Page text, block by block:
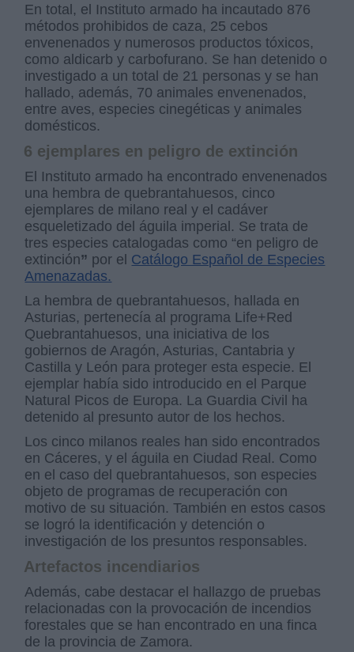
En total, el Instituto armado ha incautado 876
métodos prohibidos de caza, 25 cebos
envenenados y numerosos productos tóxicos,
como aldicarb y carbofurano. Se han detenido o
investigado a un total de 21 personas y se han
hallado, además, 70 animales envenenados,
entre aves, especies cinegéticas y animales
domésticos.
6 ejemplares en peligro de extinción
El Instituto armado ha encontrado envenenados
una hembra de quebrantahuesos, cinco
ejemplares de milano real y el cadáver
esqueletizado del águila imperial. Se trata de
tres especies catalogadas como “en peligro de
extinción” por el Catálogo Español de Especies
Amenazadas.
La hembra de quebrantahuesos, hallada en
Asturias, pertenecía al programa Life+Red
Quebrantahuesos, una iniciativa de los
gobiernos de Aragón, Asturias, Cantabria y
Castilla y León para proteger esta especie. El
ejemplar había sido introducido en el Parque
Natural Picos de Europa. La Guardia Civil ha
detenido al presunto autor de los hechos.
Los cinco milanos reales han sido encontrados
en Cáceres, y el águila en Ciudad Real. Como
en el caso del quebrantahuesos, son especies
objeto de programas de recuperación con
motivo de su situación. También en estos casos
se logró la identificación y detención o
investigación de los presuntos responsables.
Artefactos incendiarios
Además, cabe destacar el hallazgo de pruebas
relacionadas con la provocación de incendios
forestales que se han encontrado en una finca
de la provincia de Zamora.